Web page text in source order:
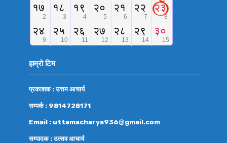
हाम्रो टिम
प्रकाशक : उत्तम आचार्य
सम्पर्क : 9814728171
Email : uttamacharya936@gmail.com
सम्पादक : उत्सव आचार्य